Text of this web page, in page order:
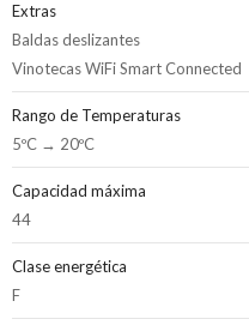
Extras
Baldas deslizantes
Vinotecas WiFi Smart Connected
Rango de Temperaturas
5ºC → 20ºC
Capacidad máxima
44
Clase energética
F